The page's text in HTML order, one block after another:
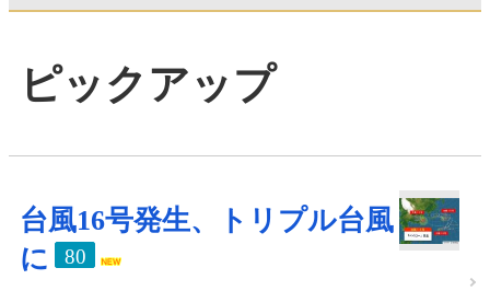
ピックアップ
台風16号発生、トリプル台風
に
80